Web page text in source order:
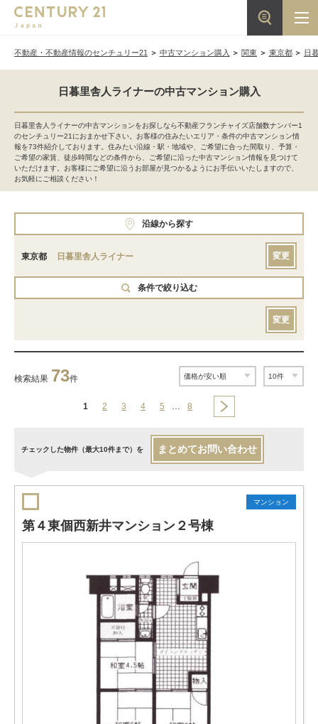
不動産・不動産情報のセンチュリー21 中古マンション購入 関東 東京都 日
日暮里舎人ライナーの中古マンション購入
日暮里舎人ライナーの中古マンションをお探しなら不動産フランチャイズ店舗数ナンバー1
のセンチュリー21におまかせ下さい。お客様の住みたいエリア・条件の中古マンション情
報を73件紹介しております。住みたい沿線・駅・地域や、ご希望に合った間取り、予算・
ご希望の家賃、徒歩時間などの条件から、ご希望に沿った中古マンション情報を見つけて
いただけます。お客様にご希望に沿うお部屋が見つかるようにお手伝いいたしますので、
お気軽にご相談ください！
沿線から探す
東京都 日暮里舎人ライナー 変更
条件で絞り込む
変更
検索結果 73件
1 2 3 4 5 … 8
チェックした物件（最大10件まで）を まとめてお問い合わせ
マンション
第４東個西新井マンション２号棟